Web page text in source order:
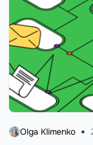
Olga Klimenko